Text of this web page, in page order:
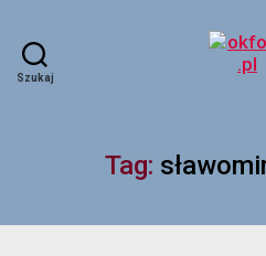
Szukaj
Tag: